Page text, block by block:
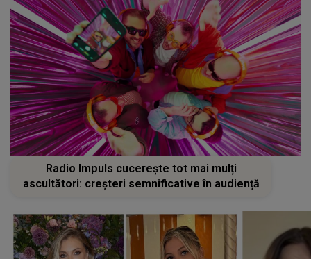
Radio Impuls cucerește tot mai mulți
ascultători: creșteri semnificative în audiență